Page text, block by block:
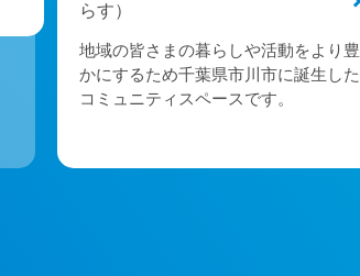
らす）
地域の皆さまの暮らしや活動をより豊
かにするため千葉県市川市に誕生した
コミュニティスペースです。